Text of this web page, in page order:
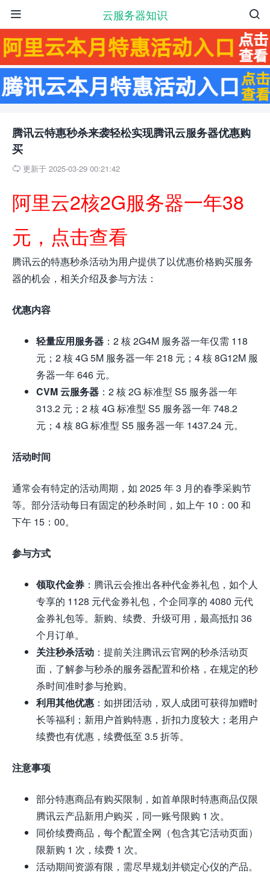
云服务器知识 

腾讯云特惠秒杀来袭轻松实现腾讯云服务器优惠购
买
 更新于 2025-03-29 00:21:42
阿里云2核2G服务器一年38
元，点击查看
腾讯云的特惠秒杀活动为用户提供了以优惠价格购买服务
器的机会，相关介绍及参与方法：
优惠内容
轻量应用服务器 ：2 核 2G4M 服务器一年仅需 118
元；2 核 4G 5M 服务器一年 218 元；4 核 8G12M 服
务器一年 646 元。
CVM 云服务器 ：2 核 2G 标准型 S5 服务器一年
313.2 元；2 核 4G 标准型 S5 服务器一年 748.2
元；4 核 8G 标准型 S5 服务器一年 1437.24 元。
活动时间
通常会有特定的活动周期，如 2025 年 3 月的春季采购节
等。部分活动每日有固定的秒杀时间，如上午 10：00 和
下午 15：00。
参与方式
领取代金券 ：腾讯云会推出各种代金券礼包，如个人
专享的 1128 元代金券礼包，个企同享的 4080 元代
金券礼包等。新购、续费、升级可用，最高抵扣 36
个月订单。
关注秒杀活动 ：提前关注腾讯云官网的秒杀活动页
面，了解参与秒杀的服务器配置和价格，在规定的秒
杀时间准时参与抢购。
利用其他优惠 ：如拼团活动，双人成团可获得加赠时
长等福利；新用户首购特惠，折扣力度较大；老用户
续费也有优惠，续费低至 3.5 折等。
注意事项
部分特惠商品有购买限制，如首单限时特惠商品仅限
腾讯云产品新用户购买，同一账号限购 1 次。
同价续费商品，每个配置全网（包含其它活动页面）
限新购 1 次，续费 1 次。
活动期间资源有限，需尽早规划并锁定心仪的产品。